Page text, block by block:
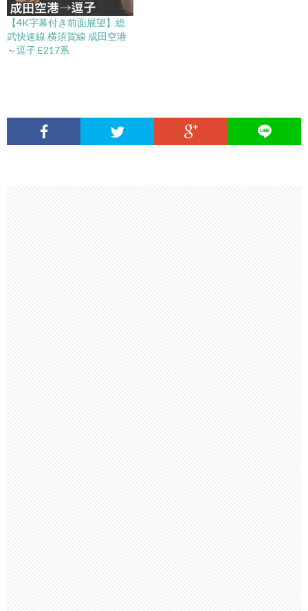
【4K字幕付き前面展望】総
武快速線 横須賀線 成田空港
～逗子 E217系